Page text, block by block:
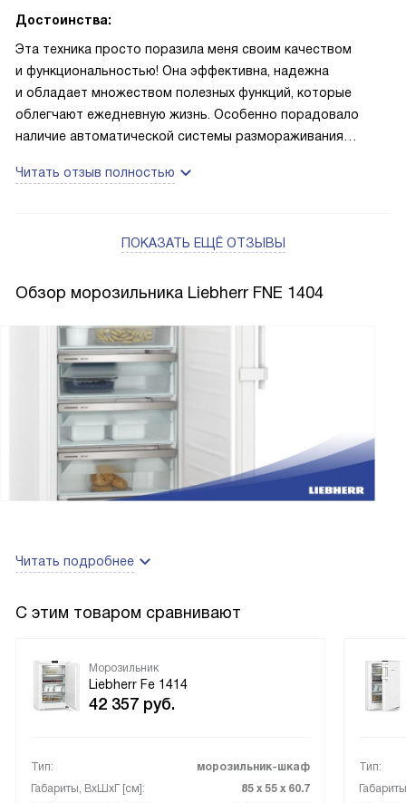
Достоинства:
Эта техника просто поразила меня своим качеством
и функциональностью! Она эффективна, надежна
и обладает множеством полезных функций, которые
облегчают ежедневную жизнь. Особенно порадовало
наличие автоматической системы размораживания
внутреннее освещение выполнено на светодиодах, это
Читать отзыв полностью
ПОКАЗАТЬ ЕЩЁ ОТЗЫВЫ
Обзор морозильника Liebherr FNE 1404
Читать подробнее
С этим товаром сравнивают
Морозильник
Liebherr Fe 1414
42 357 руб.
Тип:
морозильник-шкаф
Габариты, ВxШxГ [см]:
85 х 55 х 60.7
Тип: